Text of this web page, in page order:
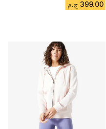
399.00 ج.م